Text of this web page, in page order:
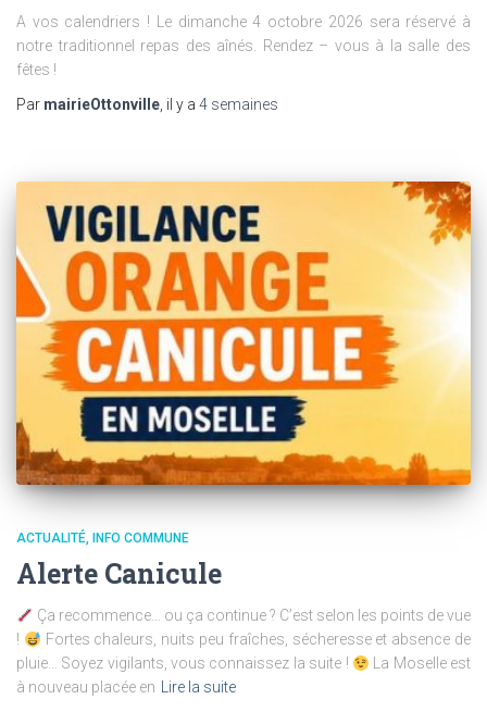
A vos calendriers ! Le dimanche 4 octobre 2026 sera réservé à
notre traditionnel repas des aînés. Rendez – vous à la salle des
fêtes !
Par mairieOttonville, il y a 4 semaines
ACTUALITÉ INFO COMMUNE
Alerte Canicule
Ça recommence… ou ça continue ? C’est selon les points de vue
!
Fortes chaleurs, nuits peu fraîches, sécheresse et absence de
pluie… Soyez vigilants, vous connaissez la suite !
La Moselle est
à nouveau placée en Lire la suite